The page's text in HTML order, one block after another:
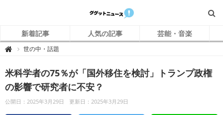
新着記事 人気の記事 芸能・音楽
 グ
ニ
ュ
ー
ス
世の中・話題
米科学者の75％が「国外移住を検討」トランプ政権
の影響で研究者に不安？
公開日：2025年3月29日 更新日：2025年3月29日